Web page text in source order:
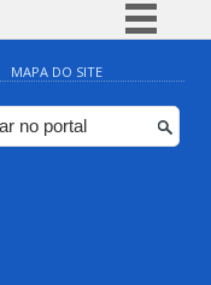
Simplifique!
Comunica BR
Participe
MAPA DO SITE